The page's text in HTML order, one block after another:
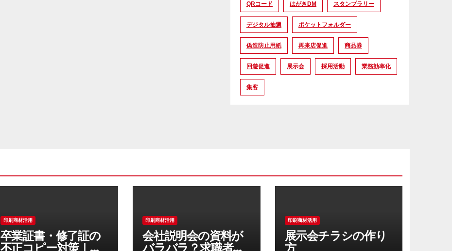
QRコード はがきDM スタンプラリー
デジタル抽選 ポケットフォルダー
偽造防止用紙 再来店促進 商品券
回遊促進 展示会 採用活動 業務効率化
集客
印刷商材活用
卒業証書・修了証の
不正コピー対策｜偽
印刷商材活用
会社説明会の資料が
バラバラ？求職者に
印刷商材活用
展示会チラシの作り
方